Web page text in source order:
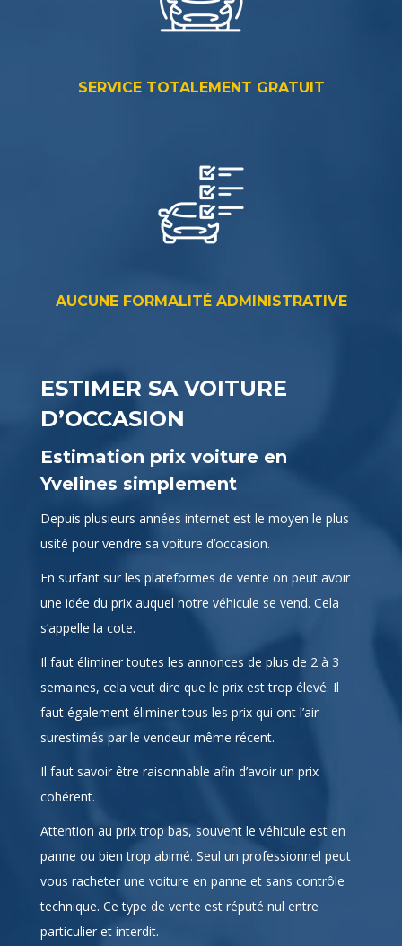
SERVICE TOTALEMENT GRATUIT
AUCUNE FORMALITÉ ADMINISTRATIVE
ESTIMER SA VOITURE
D’OCCASION
Estimation prix voiture en
Yvelines simplement
Depuis plusieurs années internet est le moyen le plus
usité pour vendre sa voiture d’occasion.
En surfant sur les plateformes de vente on peut avoir
une idée du prix auquel notre véhicule se vend. Cela
s’appelle la cote.
Il faut éliminer toutes les annonces de plus de 2 à 3
semaines, cela veut dire que le prix est trop élevé. Il
faut également éliminer tous les prix qui ont l’air
surestimés par le vendeur même récent.
Il faut savoir être raisonnable afin d’avoir un prix
cohérent.
Attention au prix trop bas, souvent le véhicule est en
panne ou bien trop abimé. Seul un professionnel peut
vous racheter une voiture en panne et sans contrôle
technique. Ce type de vente est réputé nul entre
particulier et interdit.